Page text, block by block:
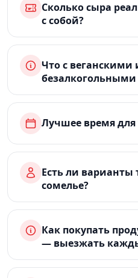
Сколько сыра
с собой?
Что с веганскими
Лучшее время для
Есть ли варианты
сомелье?
Как покупать
— выезжать